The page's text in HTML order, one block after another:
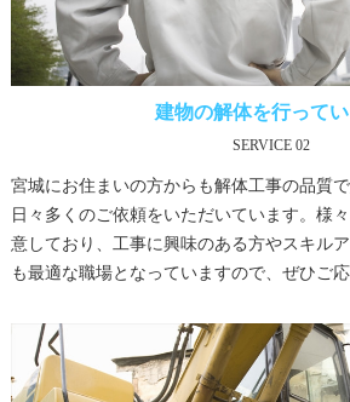
建物の解体を行って
SERVICE 02
宮城にお住まいの方からも解体工事の品質で
日々多くのご依頼をいただいています。様
意しており、工事に興味のある方やスキル
も最適な職場となっていますので、ぜひご応